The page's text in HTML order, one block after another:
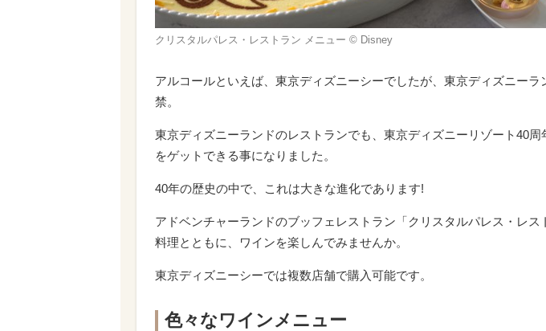
クリスタルパレス・レストラン メニュー © Disney
アルコールといえば、東京ディズニーシーでしたが、東京ディズニーラ
禁。
東京ディズニーランドのレストランでも、東京ディズニーリゾート40
をゲットできる事になりました。
40年の歴史の中で、これは大きな進化であります!
アドベンチャーランドのブッフェレストラン「クリスタルパレス・レス
料理とともに、ワインを楽しんでみませんか。
東京ディズニーシーでは複数店舗で購入可能です。
色々なワインメニュー